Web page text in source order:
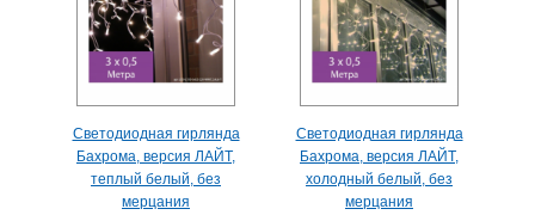
Светодиодная гирлянда
Бахрома, версия ЛАЙТ,
теплый белый, без
мерцания
Светодиодная гирлянда
Бахрома, версия ЛАЙТ,
холодный белый, без
мерцания